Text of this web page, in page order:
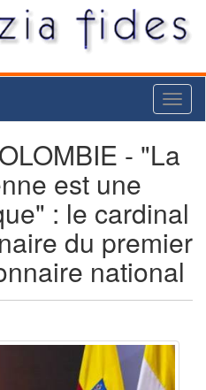
- "La
est une
: le cardinal
du premier
national